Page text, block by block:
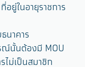
อยู่ในอายุราชการ
นาคาร
นั้นต้องมี MOU
ไม่เป็นสมาชิก